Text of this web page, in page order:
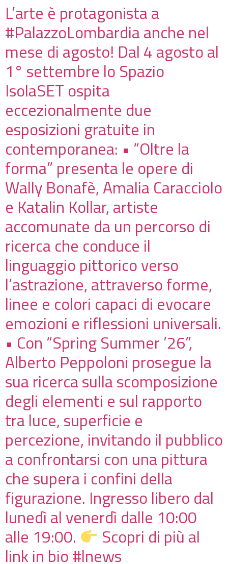
L’arte è protagonista a
#PalazzoLombardia anche nel
mese di agosto! Dal 4 agosto al
1° settembre lo Spazio
IsolaSET ospita
eccezionalmente due
esposizioni gratuite in
contemporanea: • “Oltre la
forma” presenta le opere di
Wally Bonafè, Amalia Caracciolo
e Katalin Kollar, artiste
accomunate da un percorso di
ricerca che conduce il
linguaggio pittorico verso
l’astrazione, attraverso forme,
linee e colori capaci di evocare
emozioni e riflessioni universali.
• Con “Spring Summer ’26”,
Alberto Peppoloni prosegue la
sua ricerca sulla scomposizione
degli elementi e sul rapporto
tra luce, superficie e
percezione, invitando il pubblico
a confrontarsi con una pittura
che supera i confini della
figurazione. Ingresso libero dal
lunedì al venerdì dalle 10:00
alle 19:00. Scopri di più al
link in bio #lnews